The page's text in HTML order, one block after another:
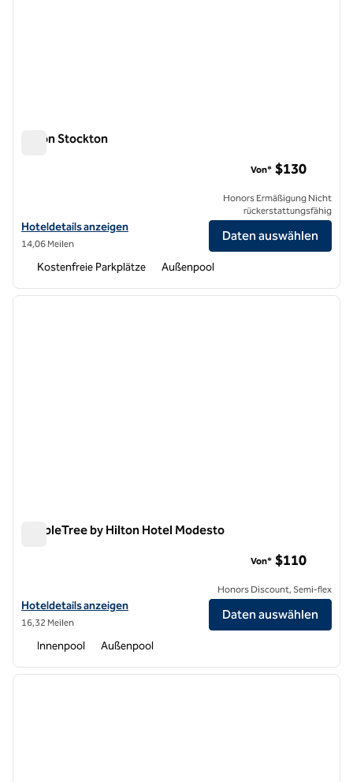
Hilton Stockton
Hoteldetails für Hilton Stockton anzeigen
Hoteldetails anzeigen
14,06 Meilen
Von* $130
Honors Ermäßigung Nicht
rückerstattungsfähig
Daten auswählen
Kostenfreie Parkplätze Außenpool
1 von 12
DoubleTree by Hilton Hotel Modesto
Hoteldetails für DoubleTree by Hilton Hotel Modesto anzeigen
Hoteldetails anzeigen
16,32 Meilen
Von* $110
Honors Discount, Semi-flex
Daten auswählen
Innenpool Außenpool
1 von 12